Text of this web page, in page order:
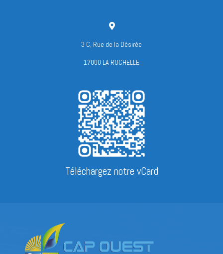

3 C, Rue de la Désirée
17000 LA ROCHELLE
Téléchargez notre vCard